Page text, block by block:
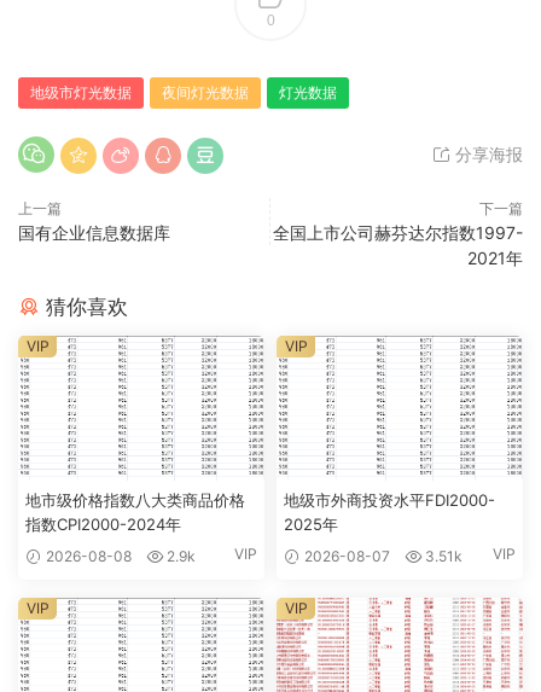
0
地级市灯光数据 夜间灯光数据 灯光数据
分享海报
上一篇
国有企业信息数据库
下一篇
全国上市公司赫芬达尔指数1997-
2021年
猜你喜欢
地市级价格指数八大类商品价格
指数CPI2000-2024年
2026-08-08 2.9k VIP
VIP
地级市外商投资水平FDI2000-
2025年
2026-08-07 3.51k VIP
VIP
VIP VIP